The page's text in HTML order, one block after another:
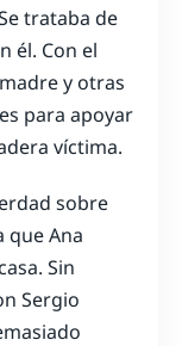
trataba de
él. Con el
y otras
para apoyar
víctima.
sobre
que Ana
Sin
Sergio